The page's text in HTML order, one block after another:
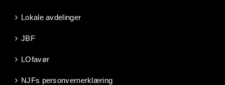
Lokale avdelinger
JBF
LOfavør
NJFs personvernerklæring